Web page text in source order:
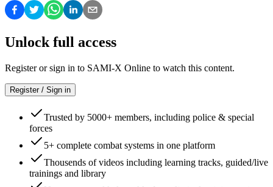
Unlock full access
Register or sign in to SAMI-X Online to watch this content.
Register / Sign in
Trusted by 5000+ members, including police & special
forces
5+ complete combat systems in one platform
Thousends of videos including learning tracks, guided/live
trainings and library